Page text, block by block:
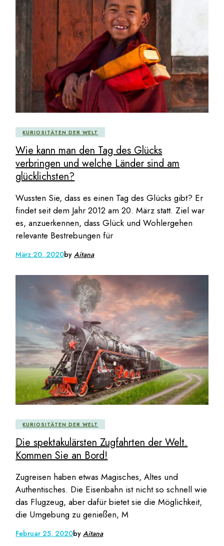
KURIOSITÄTEN DER WELT
Wie kann man den Tag des Glücks
verbringen und welche Länder sind am
glücklichsten?
Wussten Sie, dass es einen Tag des Glücks gibt? Er
findet seit dem Jahr 2012 am 20. März statt. Ziel war
es, anzuerkennen, dass Glück und Wohlergehen
relevante Bestrebungen für
März 20, 2020byAitana
KURIOSITÄTEN DER WELT
Die spektakulärsten Zugfahrten der Welt.
Kommen Sie an Bord!
Zugreisen haben etwas Magisches, Altes und
Authentisches. Die Eisenbahn ist nicht so schnell wie
das Flugzeug, aber dafür bietet sie die Möglichkeit,
die Umgebung zu genießen, M
Februar 25, 2020byAitana